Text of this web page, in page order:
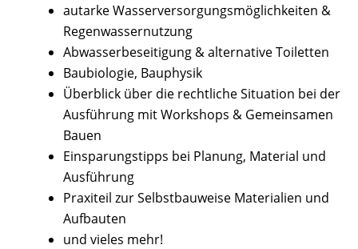
autarke Wasserversorgungsmöglichkeiten &
Regenwassernutzung
Abwasserbeseitigung & alternative Toiletten
Baubiologie, Bauphysik
Überblick über die rechtliche Situation bei der
Ausführung mit Workshops & Gemeinsamen
Bauen
Einsparungstipps bei Planung, Material und
Ausführung
Praxiteil zur Selbstbauweise Materialien und
Aufbauten
und vieles mehr!